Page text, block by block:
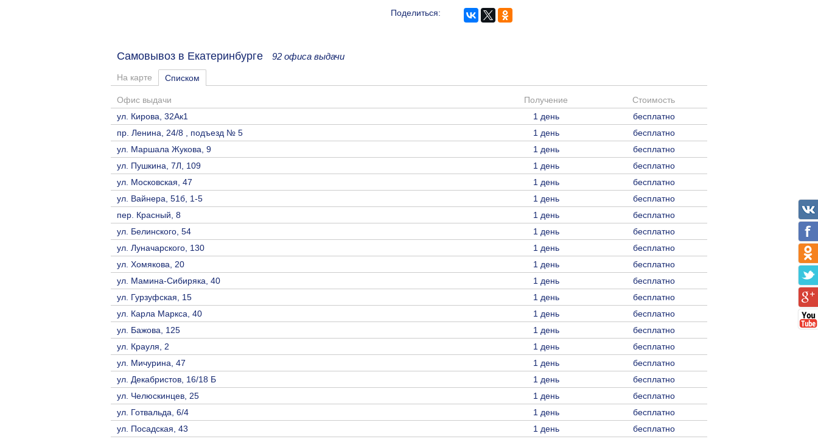
Поделиться:
Самовывоз в Екатеринбурге 92 офиса выдачи
На карте Списком
Офис выдачи Получение
Стоимость
ул. Кирова, 32Ак1
1 день
бесплатно
пр. Ленина, 24/8 , подъезд № 5
1 день
бесплатно
ул. Маршала Жукова, 9
1 день
бесплатно
ул. Пушкина, 7Л, 109
1 день
бесплатно
ул. Московская, 47
1 день
бесплатно
ул. Вайнера, 51б, 1-5
1 день
бесплатно
пер. Красный, 8
1 день
бесплатно
ул. Белинского, 54
1 день
бесплатно
ул. Луначарского, 130
1 день
бесплатно
ул. Хомякова, 20
1 день
бесплатно
ул. Мамина-Сибиряка, 40
1 день
бесплатно
ул. Гурзуфская, 15
1 день
бесплатно
ул. Карла Маркса, 40
1 день
бесплатно
ул. Бажова, 125
1 день
бесплатно
ул. Крауля, 2
1 день
бесплатно
ул. Мичурина, 47
1 день
бесплатно
ул. Декабристов, 16/18 Б
1 день
бесплатно
ул. Челюскинцев, 25
1 день
бесплатно
ул. Готвальда, 6/4
1 день
бесплатно
ул. Посадская, 43
1 день
бесплатно